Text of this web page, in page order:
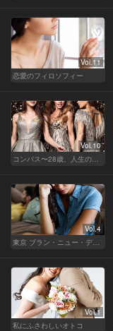
Vol.11
恋愛のフィロソフィー
Vol.10
コンパス〜28歳、人生の羅針盤〜
Vol.4
東京 ブラン・ニュー・デイズ
Vol.1
私にふさわしいオトコ